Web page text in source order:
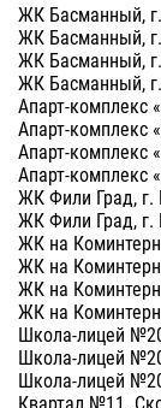
ЖК Басманный,
ЖК Басманный,
ЖК Басманный,
ЖК Басманный,
Апарт-комплекс
Апарт-комплекс
Апарт-комплекс
Апарт-комплекс
ЖК Фили Град, г.
ЖК Фили Град, г.
ЖК на
ЖК на
ЖК на
ЖК на
Школа-лицей
Школа-лицей
Школа-лицей
Квартал №11.